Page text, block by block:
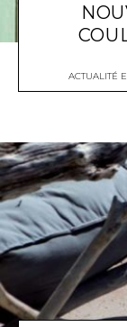
ACTUALITÉ